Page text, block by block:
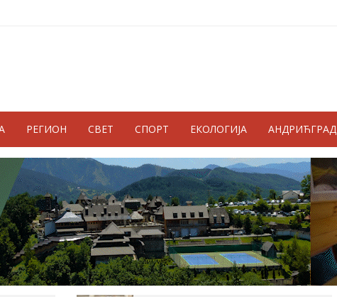
РЕГИОН СВЕТ СПОРТ ЕКОЛОГИЈА АНДРИЋГРАД